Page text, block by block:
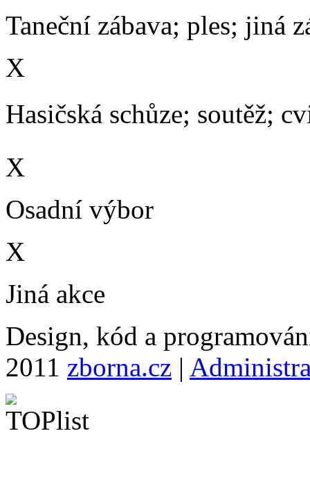
Taneční zábava; ples; jiná
X
Hasičská schůze; soutěž;
X
Osadní výbor
X
Jiná akce
Design, kód a
2011 zborna.cz |